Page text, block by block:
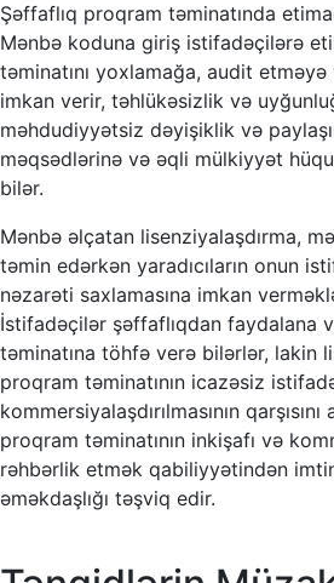
Şəffaflıq proqram təminatında
Mənbə koduna giriş istifadəçilərə
təminatını yoxlamağa, audit
imkan verir, təhlükəsizlik və
məhdudiyyətsiz dəyişiklik və
məqsədlərinə və əqli mülkiyyət
bilər.
Mənbə əlçatan lisenziyalaşdırma,
təmin edərkən yaradıcıların onun
nəzarəti saxlamasına imkan
İstifadəçilər şəffaflıqdan faydalana
təminatına töhfə verə bilərlər, lakin
proqram təminatının icazəsiz
kommersiyalaşdırılmasının
proqram təminatının inkişafı və
rəhbərlik etmək qabiliyyətindən
əməkdaşlığı təşviq edir.